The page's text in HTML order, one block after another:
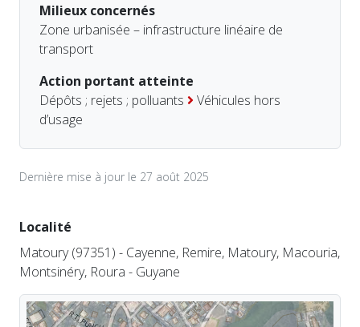
Milieux concernés
Zone urbanisée – infrastructure linéaire de
transport
Action portant atteinte
Dépôts ; rejets ; polluants
Véhicules hors
d’usage
Dernière mise à jour le 27 août 2025
Localité
Matoury (97351) - Cayenne, Remire, Matoury, Macouria,
Montsinéry, Roura - Guyane